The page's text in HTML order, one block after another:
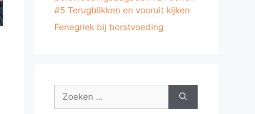
#5 Terugblikken en vooruit kijken
Fenegriek bij borstvoeding
Zoek